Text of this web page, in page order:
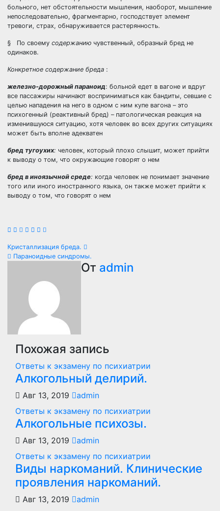
больного, нет обстоятельности мышления, наоборот, мышление
непоследовательно, фрагментарно, господствует элемент
тревоги, страх, обнаруживается растерянность.
§ По своему содержанию чувственный, образный бред не
одинаков.
Конкретное содержание бреда :
железно-дорожный параноид: больной едет в вагоне и вдруг
все пассажиры начинают восприниматься как бандиты, севшие с
целью нападения на него в одном с ним купе вагона – это
психогенный (реактивный бред) – патологическая реакция на
изменившуюся ситуацию, хотя человек во всех других ситуациях
может быть вполне адекватен
бред тугоухих: человек, который плохо слышит, может прийти
к выводу о том, что окружающие говорят о нем
бред в иноязычной среде: когда человек не понимает значение
того или иного иностранного языка, он также может прийти к
выводу о том, что говорят о нем
Навигация
записям
Кристаллизация бреда.
Параноидные синдромы.
От admin
Похожая запись
Ответы к экзамену по психиатрии
Алкогольный делирий.
Авг 13, 2019
admin
Ответы к экзамену по психиатрии
Алкогольные психозы.
Авг 13, 2019
admin
Ответы к экзамену по психиатрии
Виды наркоманий. Клинические
проявления наркоманий.
Авг 13, 2019 admin